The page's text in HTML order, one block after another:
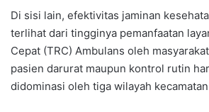
Di sisi lain, efektivitas jaminan
terlihat dari tingginya pemanfaatan
Cepat (TRC) Ambulans oleh
pasien darurat maupun kontrol rutin
didominasi oleh tiga wilayah